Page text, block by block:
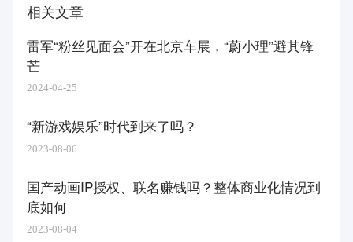
相关文章
雷军“粉丝见面会”开在北京车展，“蔚小理”避其锋
芒
2024-04-25
“新游戏娱乐”时代到来了吗？
2023-08-06
国产动画IP授权、联名赚钱吗？整体商业化情况到
底如何
2023-08-04